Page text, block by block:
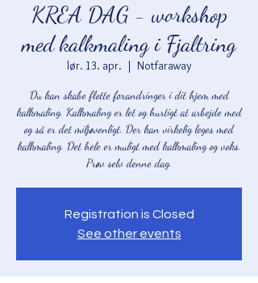
KREA DAG - workshop
med kalkmaling i Fjaltring
lør. 13. apr.
  |
Notfaraway
Du kan skabe flotte forandringer i dit hjem med
kalkmaling. Kalkmaling er let og hurtigt at arbejde med
og så er det miljøvenligt. Der kan virkelig leges med
kalkmaling. Det hele er muligt med kalkmaling og voks.
Registration is Closed
See other events